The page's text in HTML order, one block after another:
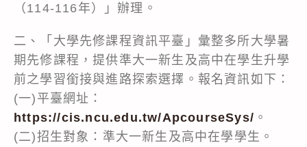
（114-116年）」辦理。
二、「大學先修課程資訊平臺」彙整多所大學暑
期先修課程，提供準大一新生及高中在學生升學
前之學習銜接與進路探索選擇。報名資訊如下：
(一)平臺網址：
https://cis.ncu.edu.tw/ApcourseSys/ 。
(二)招生對象：準大一新生及高中在學學生。